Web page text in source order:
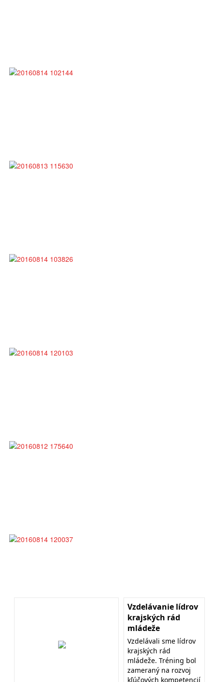
Vzdelávanie lídrov
krajských rád
mládeže
Vzdelávali sme lídrov
krajských rád
mládeže. Tréning bol
zameraný na rozvoj
kľúčových kompetencií